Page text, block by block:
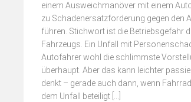
einem Ausweichmanöver mit einem
zu Schadenersatzforderung gegen den
führen. Stichwort ist die Betriebsgefahr
Fahrzeugs. Ein Unfall mit
Autofahrer wohl die schlimmste
überhaupt. Aber das kann leichter
denkt – gerade auch dann, wenn
dem Unfall beteiligt […]